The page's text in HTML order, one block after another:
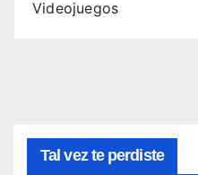
Videojuegos
Tal vez te perdiste